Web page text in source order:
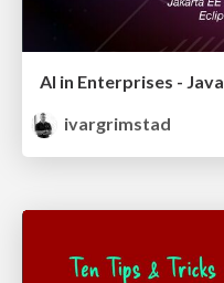
ivargrimstad